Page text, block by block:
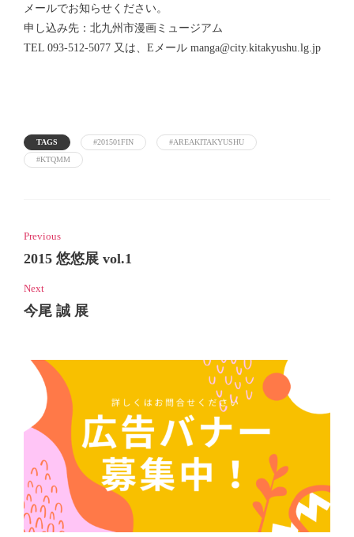
メールでお知らせください。
申し込み先：北九州市漫画ミュージアム
TEL 093-512-5077 又は、Eメール manga@city.kitakyushu.lg.jp
TAGS #201501FIN
#AREAKITAKYUSHU
#KTQMM
Previous
2015 悠悠展 vol.1
Next
今尾 誠 展